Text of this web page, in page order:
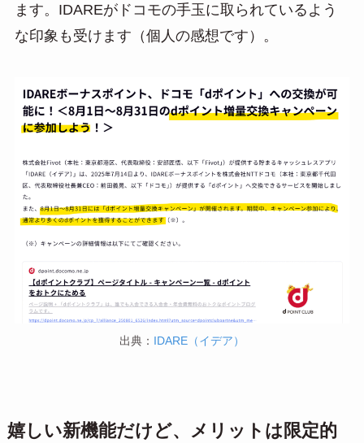
ます。IDAREがドコモの手玉に取られているよう
な印象も受けます（個人の感想です）。
出典： IDARE（イデア）
嬉しい新機能だけど、メリットは限定的